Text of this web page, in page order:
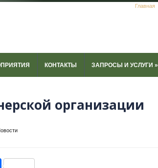
Главная
КОНТАКТЫ ЗАПРОСЫ И УСЛУГИ »
организации